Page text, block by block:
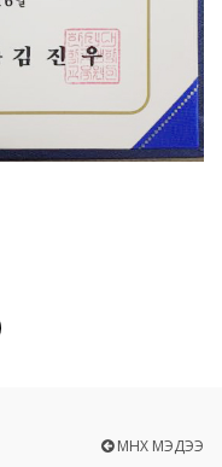
ӨМНӨХ МЭДЭЭ